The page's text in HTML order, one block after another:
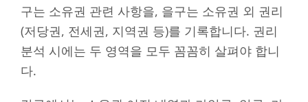
구는 소유권 관련 사항을, 을구는 소유권 외 권리
(저당권, 전세권, 지역권 등)를 기록합니다. 권리
분석 시에는 두 영역을 모두 꼼꼼히 살펴야 합니
다.